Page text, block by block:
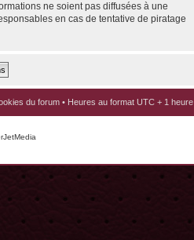
ne soient pas diffusées à une
en cas de tentative de piratage
du forum • Heures au format UTC + 1 heure